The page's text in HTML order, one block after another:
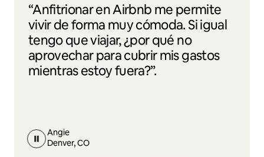
“Anfitrionar en Airbnb me permite
vivir de forma muy cómoda. Si igual
tengo que viajar, ¿por qué no
aprovechar para cubrir mis gastos
mientras estoy fuera?”.
Angie
Denver, CO